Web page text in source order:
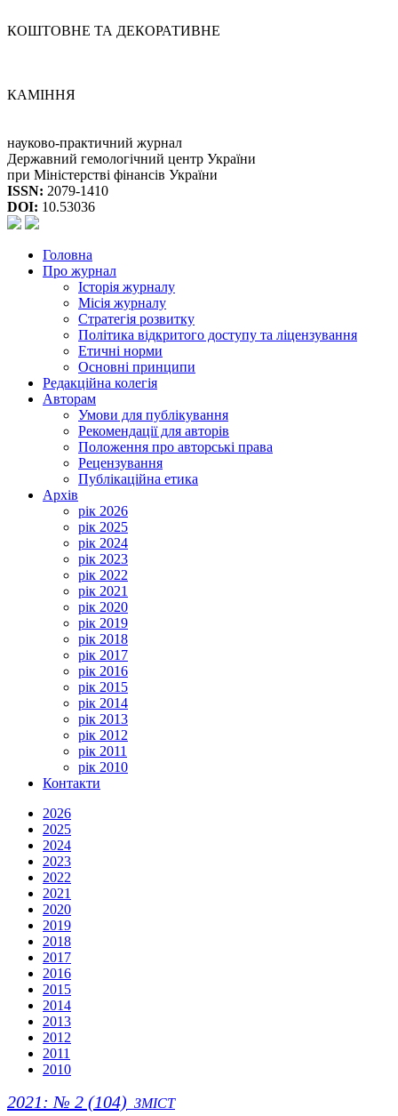
КОШТОВНЕ ТА ДЕКОРАТИВНЕ
КАМІННЯ
науково-практичний журнал
Державний гемологічний центр України
при Міністерстві фінансів України
ISSN: 2079-1410
DOI: 10.53036
Головна
Про журнал
Історія журналу
Місія журналу
Стратегія розвитку
Політика відкритого доступу та ліцензування
Етичні норми
Основні принципи
Редакційна колегія
Авторам
Умови для публікування
Рекомендації для авторів
Положення про авторські права
Рецензування
Публікаційна етика
Архів
рік 2026
рік 2025
рік 2024
рік 2023
рік 2022
рік 2021
рік 2020
рік 2019
рік 2018
рік 2017
рік 2016
рік 2015
рік 2014
рік 2013
рік 2012
рік 2011
рік 2010
Контакти
2026
2025
2024
2023
2022
2021
2020
2019
2018
2017
2016
2015
2014
2013
2012
2011
2010
2021: № 2 (104) ЗМІСТ